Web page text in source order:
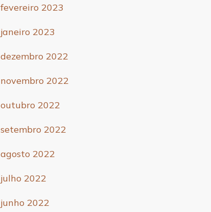
fevereiro 2023
janeiro 2023
dezembro 2022
novembro 2022
outubro 2022
setembro 2022
agosto 2022
julho 2022
junho 2022